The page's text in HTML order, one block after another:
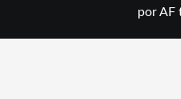
por AF